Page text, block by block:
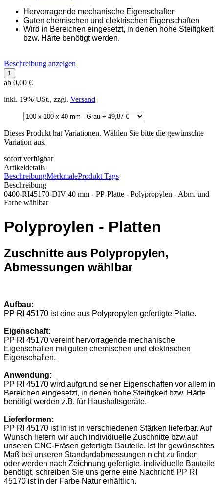
Hervorragende mechanische Eigenschaften
Guten chemischen und elektrischen Eigenschaften
Wird in Bereichen eingesetzt, in denen hohe Steifigkeit
bzw. Härte benötigt werden.
Beschreibung anzeigen
ab 0,00 €
inkl. 19% USt., zzgl. Versand
Dieses Produkt hat Variationen. Wählen Sie bitte die gewünschte
Variation aus.
sofort verfügbar
Artikeldetails
BeschreibungMerkmaleProdukt Tags
Beschreibung
0400-RI45170-DIV 40 mm - PP-Platte - Polypropylen - Abm. und
Farbe wählbar
Polyproylen - Platten
Zuschnitte aus Polypropylen,
Abmessungen wählbar
Aufbau:
PP RI 45170 ist eine aus Polypropylen gefertigte Platte.
Eigenschaft:
PP RI 45170 vereint hervorragende mechanische
Eigenschaften mit guten chemischen und elektrischen
Eigenschaften.
Anwendung:
PP RI 45170 wird aufgrund seiner Eigenschaften vor allem in
Bereichen eingesetzt, in denen hohe Steifigkeit bzw. Härte
benötigt werden z.B. für Haushaltsgeräte.
Lieferformen:
PP RI 45170 ist in ist in verschiedenen Stärken lieferbar. Auf
Wunsch liefern wir auch individiuelle Zuschnitte bzw.auf
unseren CNC-Fräsen gefertigte Bauteile. Ist Ihr gewünschtes
Maß bei unseren Standardabmessungen nicht zu finden
oder werden nach Zeichnung gefertigte, individuelle Bauteile
benötigt, schreiben Sie uns gerne eine Nachricht! PP RI
45170 ist in der Farbe Natur erhältlich.